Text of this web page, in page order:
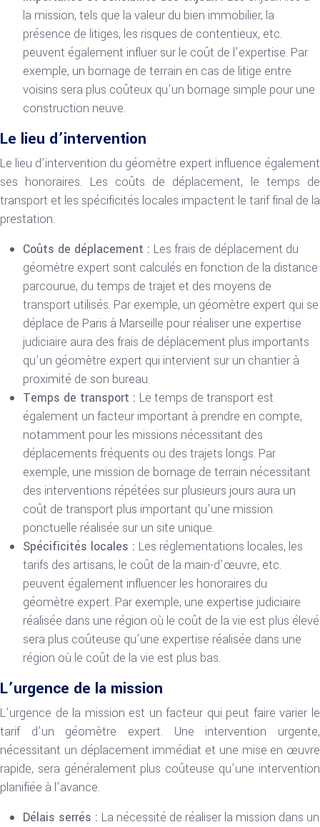
la mission, tels que la valeur du bien immobilier, la
présence de litiges, les risques de contentieux, etc.
peuvent également influer sur le coût de l’expertise. Par
exemple, un bornage de terrain en cas de litige entre
voisins sera plus coûteux qu’un bornage simple pour une
construction neuve.
Le lieu d’intervention
Le lieu d’intervention du géomètre expert influence également
ses honoraires. Les coûts de déplacement, le temps de
transport et les spécificités locales impactent le tarif final de la
prestation.
Coûts de déplacement : Les frais de déplacement du
géomètre expert sont calculés en fonction de la distance
parcourue, du temps de trajet et des moyens de
transport utilisés. Par exemple, un géomètre expert qui se
déplace de Paris à Marseille pour réaliser une expertise
judiciaire aura des frais de déplacement plus importants
qu’un géomètre expert qui intervient sur un chantier à
proximité de son bureau.
Temps de transport : Le temps de transport est
également un facteur important à prendre en compte,
notamment pour les missions nécessitant des
déplacements fréquents ou des trajets longs. Par
exemple, une mission de bornage de terrain nécessitant
des interventions répétées sur plusieurs jours aura un
coût de transport plus important qu’une mission
ponctuelle réalisée sur un site unique.
Spécificités locales : Les réglementations locales, les
tarifs des artisans, le coût de la main-d’œuvre, etc.
peuvent également influencer les honoraires du
géomètre expert. Par exemple, une expertise judiciaire
réalisée dans une région où le coût de la vie est plus élevé
sera plus coûteuse qu’une expertise réalisée dans une
région où le coût de la vie est plus bas.
L’urgence de la mission
L’urgence de la mission est un facteur qui peut faire varier le
tarif d’un géomètre expert. Une intervention urgente,
nécessitant un déplacement immédiat et une mise en œuvre
rapide, sera généralement plus coûteuse qu’une intervention
planifiée à l’avance.
Délais serrés : La nécessité de réaliser la mission dans un